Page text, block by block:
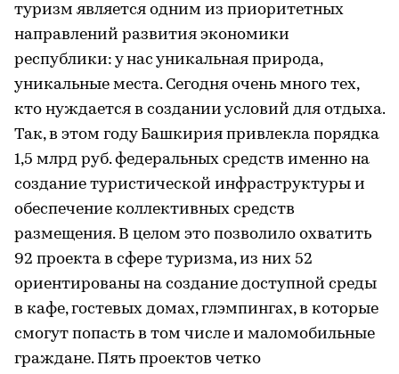
туризм является одним из приоритетных
направлений развития экономики
республики: у нас уникальная природа,
уникальные места. Сегодня очень много тех,
кто нуждается в создании условий для отдыха.
Так, в этом году Башкирия привлекла порядка
1,5 млрд руб. федеральных средств именно на
создание туристической инфраструктуры и
обеспечение коллективных средств
размещения. В целом это позволило охватить
92 проекта в сфере туризма, из них 52
ориентированы на создание доступной среды
в кафе, гостевых домах, глэмпингах, в которые
смогут попасть в том числе и маломобильные
граждане. Пять проектов четко